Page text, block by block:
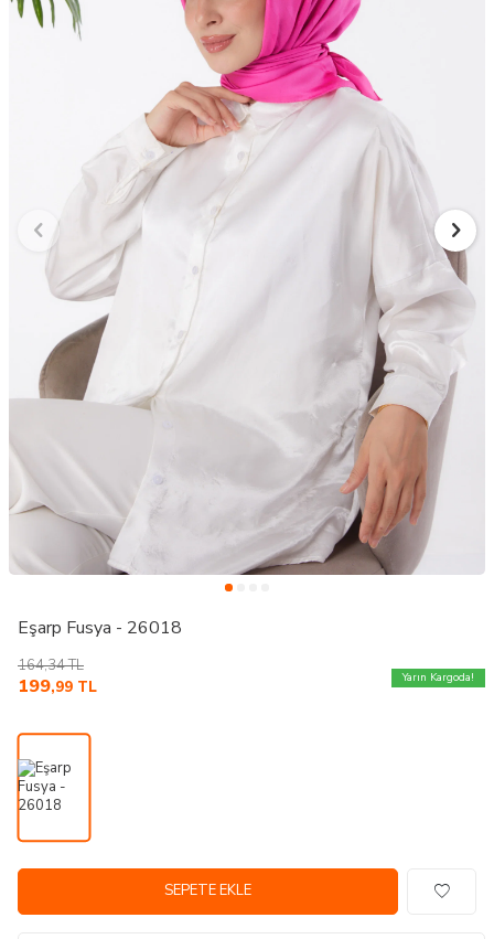
Eşarp Fusya - 26018
164,34TL
199,99 TL
Yarın Kargoda!
SEPETE EKLE